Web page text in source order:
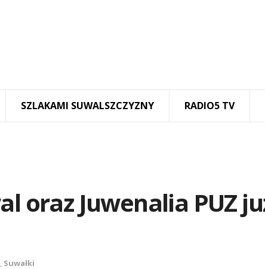
SZLAKAMI SUWALSZCZYZNY RADIO5 TV
oraz Juwenalia PUZ
, Suwałki